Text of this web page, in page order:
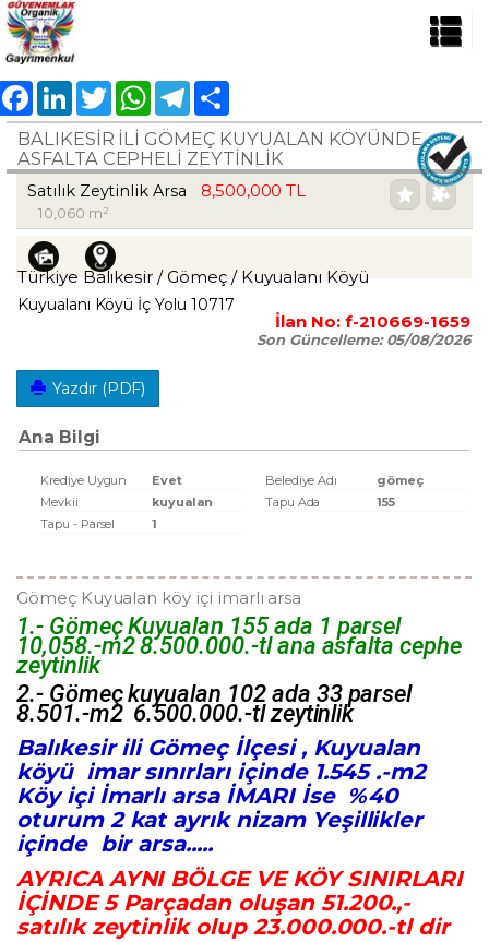
FacebookLinkedInTwitter WhatsAppTelegram
BALIKESIR ILI GÖMEÇ KUYUALAN KÖYÜNDE
ASFALTA CEPHELI ZEYTINLIK
Satılık Zeytinlik Arsa 8,500,000 TL
10,060 m²
Türkiye Balıkesir / Gömeç/ Kuyualanı Köyü
Kuyualanı Köyü İç Yolu 10717
İlan No: f-210669-1659
Son Güncelleme:05/08/2026
Yazdır (PDF)
Ana Bilgi
Krediye Uygun Evet Belediye Adı
gömeç
Mevkii
kuyualan Tapu Ada
155
Tapu - Parsel
1
Gömeç Kuyualan köy içi imarlı arsa
1.- Gömeç Kuyualan 155 ada 1 parsel
10,058.-m2 8.500.000.-tl ana asfalta cephe
zeytinlik
2.- Gömeç kuyualan 102 ada 33 parsel
8.501.-m2 6.500.000.-tl zeytinlik
Balıkesir ili Gömeç İlçesi , Kuyualan
köyü imar sınırları içinde 1.545 .-m2
Köy içi İmarlı arsa İMARI İse %40
oturum 2 kat ayrık nizam Yeşillikler
içinde bir arsa.....
AYRICA AYNI BÖLGE VE KÖY SINIRLARI
İÇİNDE 5 Parçadan oluşan 51.200.,-
satılık zeytinlik olup 23.000.000.-tl dir